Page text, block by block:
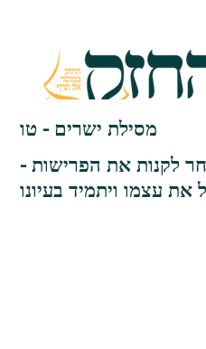
מסילת ישרים - טו
לקנות את הפרישות -
את עצמו ויתמיד בעיונו